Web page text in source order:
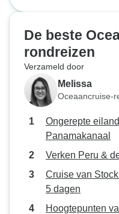
De beste
rondreizen
Verzameld door
Melissa
Oceaancruise-
Ongerepte
Panamakanaal
Verken Peru &
Cruise van
5 dagen
Hoogtepunten